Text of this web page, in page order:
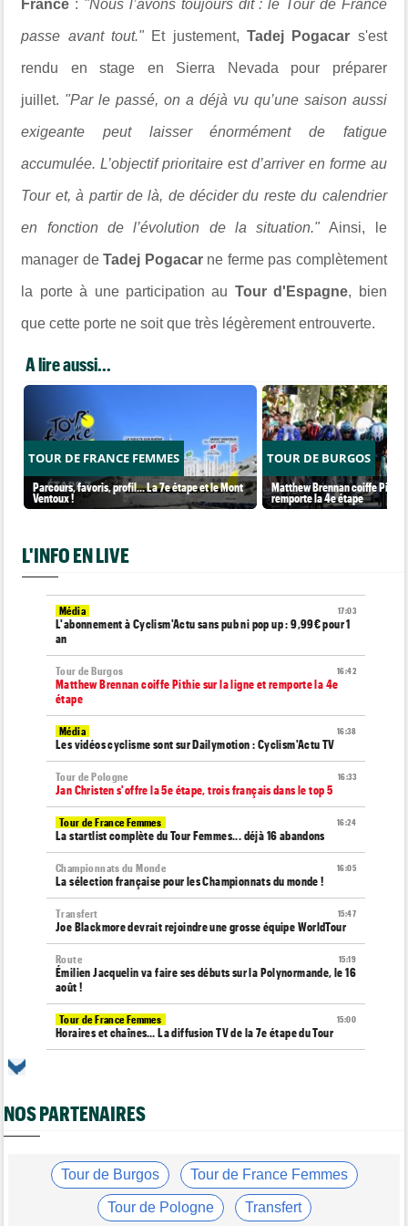
France : "Nous l’avons toujours dit : le Tour de France
passe avant tout." Et justement, Tadej Pogacar s'est
rendu en stage en Sierra Nevada pour préparer
juillet. "Par le passé, on a déjà vu qu’une saison aussi
exigeante peut laisser énormément de fatigue
accumulée. L’objectif prioritaire est d’arriver en forme au
Tour et, à partir de là, de décider du reste du calendrier
en fonction de l’évolution de la situation."Ainsi, le
manager deTadej Pogacar ne ferme pas complètement
la porte à une participation au Tour d'Espagne, bien
que cette porte ne soit que très légèrement entrouverte.
A lire aussi...
TOUR DE FRANCE FEMMES
Parcours, favoris, profil… La 7e étape et le Mont
Ventoux !
TOUR DE BURGOS
Matthew Brennan coiffe Pithie
remporte la 4e étape
L'INFO EN LIVE
17:03
Média
L'abonnement à Cyclism'Actu sans pub ni pop up : 9,99€ pour 1
an
16:42
Tour de Burgos
Matthew Brennan coiffe Pithie sur la ligne et remporte la 4e
étape
16:38
Média
Les vidéos cyclisme sont sur Dailymotion : Cyclism'Actu TV
16:33
Tour de Pologne
Jan Christen s'offre la 5e étape, trois français dans le top 5
16:24
Tour de France Femmes
La startlist complète du Tour Femmes... déjà 16 abandons
16:05
Championnats du Monde
La sélection française pour les Championnats du monde !
15:47
Transfert
Joe Blackmore devrait rejoindre une grosse équipe WorldTour
15:19
Route
Émilien Jacquelin va faire ses débuts sur la Polynormande, le 16
août !
15:00
Tour de France Femmes
Horaires et chaînes… La diffusion TV de la 7e étape du Tour
Transfert
Jakobsen réagit à son transfert : "J'ai encore de la ressource"
Puck Pieterse : "Je vise le maillot à pois..."
Tour de France Femmes
Marlen Reusser, maillot jaune : "Le Mont Ventoux, on verra"
NOS PARTENAIRES
Tour de Burgos Tour de France Femmes
Tour de Pologne Transfert